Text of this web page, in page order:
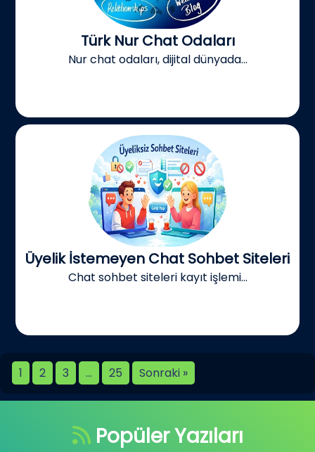
Türk Nur Chat Odaları
Nur chat odaları, dijital dünyada...
Üyelik İstemeyen Chat Sohbet Siteleri
Chat sohbet siteleri kayıt işlemi...
1 2 3 … 25 Sonraki »
Popüler Yazıları